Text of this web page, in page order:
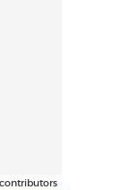
contributors